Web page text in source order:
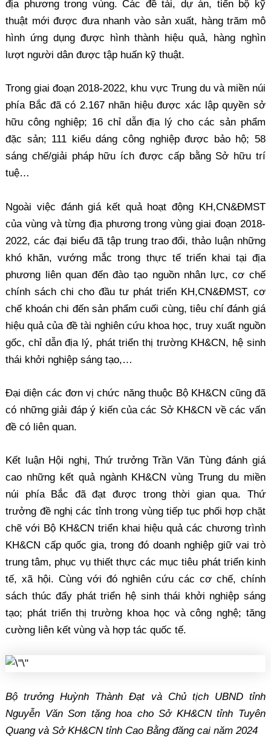
địa phương trong vùng. Các đề tài, dự án, tiến bộ kỹ
thuật mới được đưa nhanh vào sản xuất, hàng trăm mô
hình ứng dụng được hình thành hiệu quả, hàng nghìn
lượt người dân được tập huấn kỹ thuật.
Trong giai đoạn 2018-2022, khu vực Trung du và miền núi
phía Bắc đã có 2.167 nhãn hiệu được xác lập quyền sở
hữu công nghiệp; 16 chỉ dẫn địa lý cho các sản phẩm
đặc sản; 111 kiểu dáng công nghiệp được bảo hộ; 58
sáng chế/giải pháp hữu ích được cấp bằng Sở hữu trí
tuệ…
Ngoài việc đánh giá kết quả hoạt động KH,CN&ĐMST
của vùng và từng địa phương trong vùng giai đoạn 2018-
2022, các đại biểu đã tập trung trao đổi, thảo luận những
khó khăn, vướng mắc trong thực tế triển khai tại địa
phương liên quan đến đào tạo nguồn nhân lực, cơ chế
chính sách chi cho đầu tư phát triển KH,CN&ĐMST, cơ
chế khoán chi đến sản phẩm cuối cùng, tiêu chí đánh giá
hiệu quả của đề tài nghiên cứu khoa học, truy xuất nguồn
gốc, chỉ dẫn địa lý, phát triển thị trường KH&CN, hệ sinh
thái khởi nghiệp sáng tạo,…
Đại diện các đơn vị chức năng thuộc Bộ KH&CN cũng đã
có những giải đáp ý kiến của các Sở KH&CN về các vấn
đề có liên quan.
Kết luận Hội nghị, Thứ trưởng Trần Văn Tùng đánh giá
cao những kết quả ngành KH&CN vùng Trung du miền
núi phía Bắc đã đạt được trong thời gian qua. Thứ
trưởng đề nghị các tỉnh trong vùng tiếp tục phối hợp chặt
chẽ với Bộ KH&CN triển khai hiệu quả các chương trình
KH&CN cấp quốc gia, trong đó doanh nghiệp giữ vai trò
trung tâm, phục vụ thiết thực các mục tiêu phát triển kinh
tế, xã hội. Cùng với đó nghiên cứu các cơ chế, chính
sách thúc đẩy phát triển hệ sinh thái khởi nghiệp sáng
tạo; phát triển thị trường khoa học và công nghệ; tăng
cường liên kết vùng và hợp tác quốc tế.
Bộ trưởng Huỳnh Thành Đạt và Chủ tịch UBND tỉnh
Nguyễn Văn Sơn tặng hoa cho Sở KH&CN tỉnh Tuyên
Quang và Sở KH&CN tỉnh Cao Bằng đăng cai năm 2024